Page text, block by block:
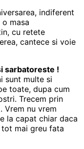
indiferent
masa
cu retete
cantece si voie
sarbatoreste !
sunt multe si
toate, dupa cum
Trecem prin
Vrem nu vrem
la capat chiar daca
mai greu fata